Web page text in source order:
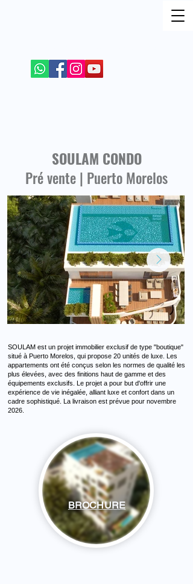
SOULAM CONDO
Pré vente | Puerto Morelos
SOULAM est un projet immobilier exclusif de type "boutique"
situé à Puerto Morelos, qui propose 20 unités de luxe. Les
appartements ont été conçus selon les normes de qualité les
plus élevées, avec des finitions haut de gamme et des
équipements exclusifs. Le projet a pour but d'offrir une
expérience de vie inégalée, alliant luxe et confort dans un
cadre sophistiqué. La livraison est prévue pour novembre
2026.
BROCHURE